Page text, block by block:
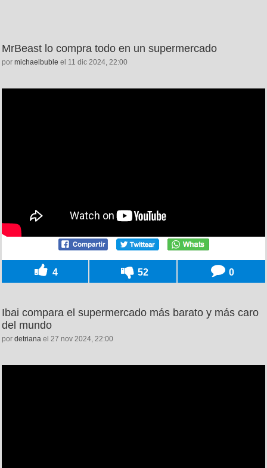
MrBeast lo compra todo en un supermercado
por michaelbuble el 11 dic 2024, 22:00
4 52 0
Ibai compara el supermercado más barato y más caro
del mundo
por detriana el 27 nov 2024, 22:00